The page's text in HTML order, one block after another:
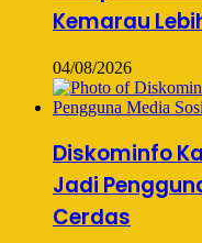
Kemarau
04/08/2026
Diskominfo
Jadi
Cerdas